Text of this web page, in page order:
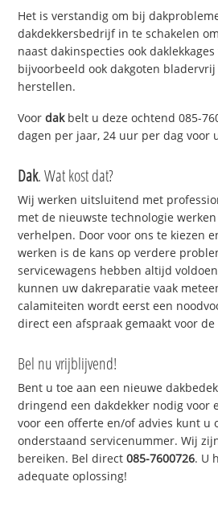
Het is verstandig om bij
dakdekkersbedrijf in te schakelen
naast dakinspecties ook
bijvoorbeeld ook dakgoten
herstellen.
Voordakbelt u deze ochtend 085-
dagen per jaar, 24 uur per dag voor
Dak. Wat kost dat?
Wij werken uitsluitend met
met de nieuwste technologie
verhelpen. Door voor ons te kiezen
werken is de kans op verdere
servicewagens hebben altijd
kunnen uw dakreparatie vaak
calamiteiten wordt eerst een
direct een afspraak gemaakt voor
Bel nu vrijblijvend!
Bent u toe aan een nieuwe
dringend een dakdekker nodig voor
voor een offerte en/of advies kunt u
onderstaand servicenummer. Wij
bereiken. Bel direct085-7600726. U
adequate oplossing!